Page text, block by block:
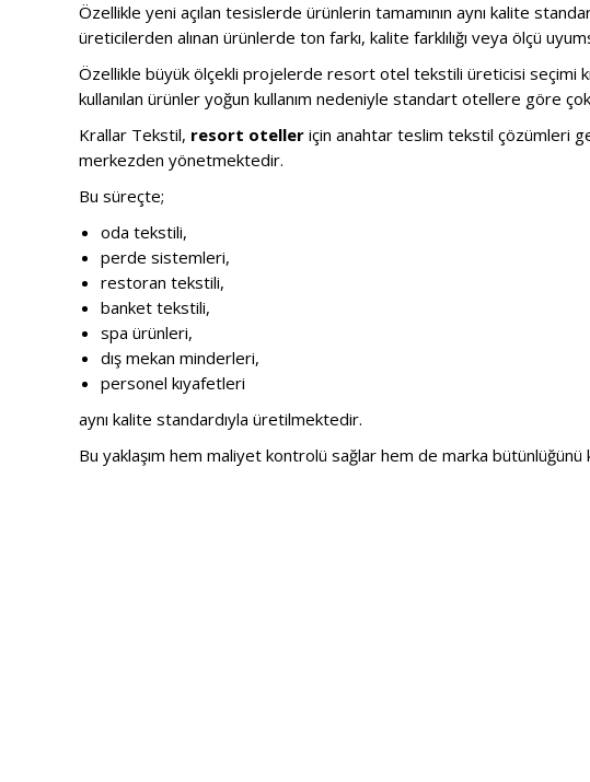
Özellikle yeni açılan tesislerde ürünlerin tamamının aynı kalite
üreticilerden alınan ürünlerde ton farkı, kalite farklılığı veya ölçü
Özellikle büyük ölçekli projelerde resort otel tekstili üreticisi seçimi
kullanılan ürünler yoğun kullanım nedeniyle standart otellere göre
Krallar Tekstil, resort oteller için anahtar teslim tekstil çözümleri
merkezden yönetmektedir.
Bu süreçte;
oda tekstili,
perde sistemleri,
restoran tekstili,
banket tekstili,
spa ürünleri,
dış mekan minderleri,
personel kıyafetleri
aynı kalite standardıyla üretilmektedir.
Bu yaklaşım hem maliyet kontrolü sağlar hem de marka bütünlüğünü